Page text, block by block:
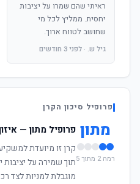
ראיתי שהם שמרו על יציבות
יחסית. ממליץ לכל מי
שחושב לטווח ארוך.
גיל ש. · לפני 3 חודשים
פרופיל סיכון הקרן
מתון
רמה 2 מתוך 5
פרופיל מתון —
קרן זו מיועדת
תוך שמירה על
מוגבלת למניות לצד